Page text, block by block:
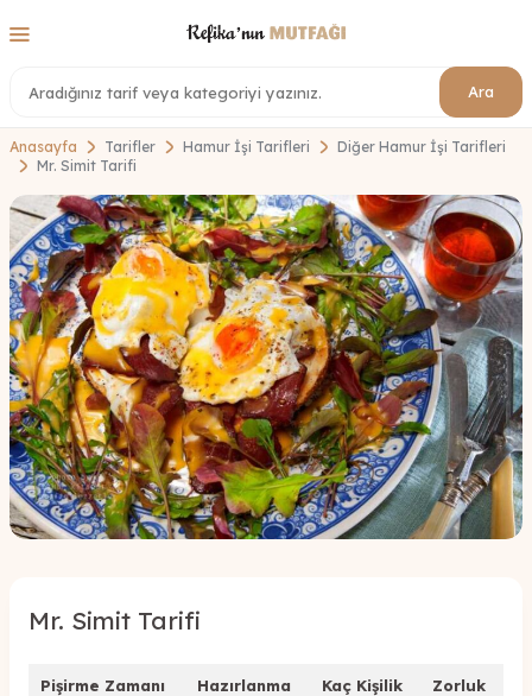
Ara
Anasayfa Tarifler Hamur İşi Tarifleri
Diğer Hamur İşi Tarifleri
Mr. Simit Tarifi
Mr. Simit Tarifi
Pişirme Zamanı Hazırlanma Kaç Kişilik Zorluk